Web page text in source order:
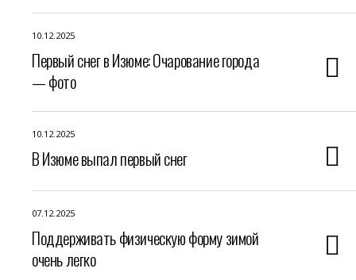
10.12.2025
Первый снег в Изюме: Очарование города
— фото
10.12.2025
В Изюме выпал первый снег
07.12.2025
Поддерживать физическую форму зимой
очень легко